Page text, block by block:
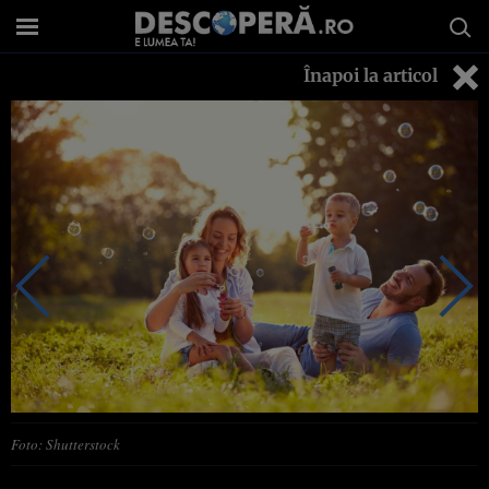
Înapoi la articol
Foto: Shutterstock